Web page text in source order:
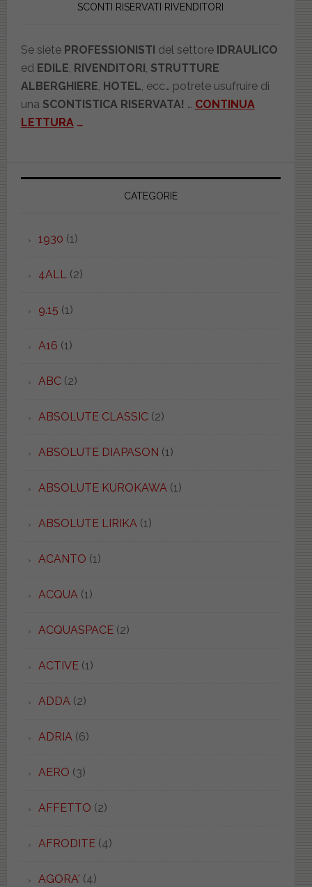
SCONTI RISERVATI RIVENDITORI
Se siete PROFESSIONISTI del settore IDRAULICO
ed EDILE, RIVENDITORI , STRUTTURE
ALBERGHIERE, HOTEL, ecc… potrete usufruire di
una SCONTISTICA RISERVATA! … CONTINUA
LETTURA…
CATEGORIE
1930 (1)
4ALL(2)
9.15 (1)
A16 (1)
ABC(2)
ABSOLUTE CLASSIC(2)
ABSOLUTE DIAPASON (1)
ABSOLUTE KUROKAWA(1)
ABSOLUTE LIRIKA(1)
ACANTO (1)
ACQUA(1)
ACQUASPACE(2)
ACTIVE(1)
ADDA(2)
ADRIA(6)
AERO (3)
AFFETTO (2)
AFRODITE(4)
AGORA' (4)